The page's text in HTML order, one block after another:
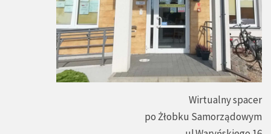
Wirtualny spacer
po Żłobku Samorządowym